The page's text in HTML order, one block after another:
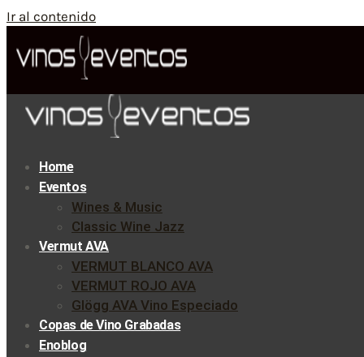
Ir al contenido
Home
Eventos
Wines & Music
Classic Wine Jazz
Vermut AVA
VERMUT BLANCO AVA
VERMUT ROJO AVA
Glögg AVA Vino Especiado
Copas de Vino Grabadas
Enoblog